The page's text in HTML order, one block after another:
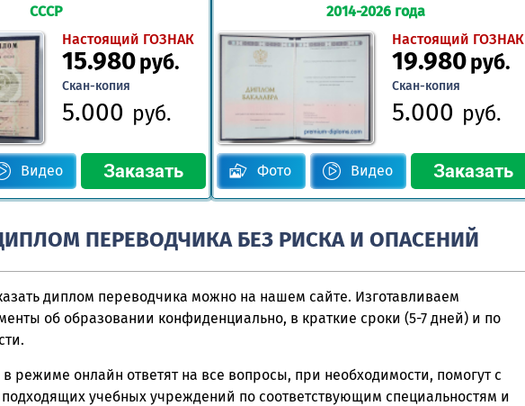
СССР
Настоящий ГОЗНАК
15.980руб.
Скан-копия
5.000 руб.
Видео
2014-2026 года
Настоящий ГОЗНАК
19.980руб.
Скан-копия
5.000 руб.
Фото Видео
ПЕРЕВОДЧИКА БЕЗ РИСКА И ОПАСЕНИЙ
диплом переводчика можно на нашем сайте. Изготавливаем
об образовании конфиденциально, в краткие сроки (5-7 дней) и по
режиме онлайн ответят на все вопросы, при необходимости, помогут с
учебных учреждений по соответствующим специальностям и